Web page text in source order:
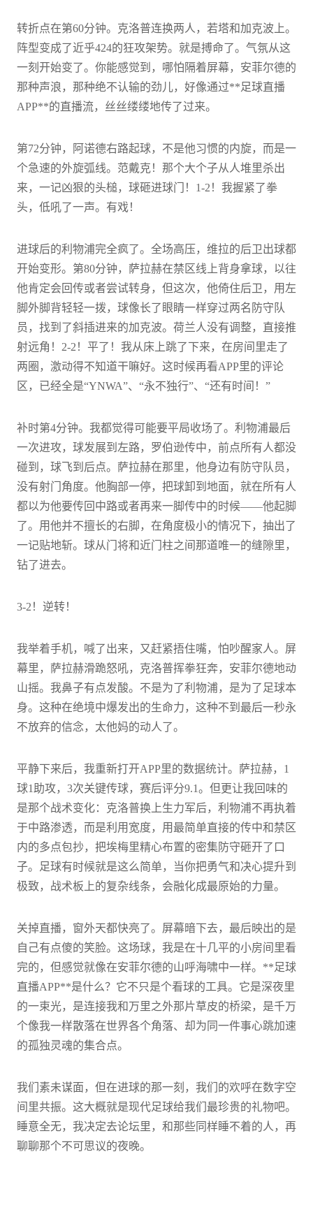
转折点在第60分钟。克洛普连换两人，若塔和加克波上。
阵型变成了近乎424的狂攻架势。就是搏命了。气氛从这
一刻开始变了。你能感觉到，哪怕隔着屏幕，安菲尔德的
那种声浪，那种绝不认输的劲儿，好像通过**足球直播
APP**的直播流，丝丝缕缕地传了过来。
第72分钟，阿诺德右路起球，不是他习惯的内旋，而是一
个急速的外旋弧线。范戴克！那个大个子从人堆里杀出
来，一记凶狠的头槌，球砸进球门！1-2！我握紧了拳
头，低吼了一声。有戏！
进球后的利物浦完全疯了。全场高压，维拉的后卫出球都
开始变形。第80分钟，萨拉赫在禁区线上背身拿球，以往
他肯定会回传或者尝试转身，但这次，他倚住后卫，用左
脚外脚背轻轻一拨，球像长了眼睛一样穿过两名防守队
员，找到了斜插进来的加克波。荷兰人没有调整，直接推
射远角！2-2！平了！我从床上跳了下来，在房间里走了
两圈，激动得不知道干嘛好。这时候再看APP里的评论
区，已经全是“YNWA”、“永不独行”、“还有时间！”
补时第4分钟。我都觉得可能要平局收场了。利物浦最后
一次进攻，球发展到左路，罗伯逊传中，前点所有人都没
碰到，球飞到后点。萨拉赫在那里，他身边有防守队员，
没有射门角度。他胸部一停，把球卸到地面，就在所有人
都以为他要传回中路或者再来一脚传中的时候——他起脚
了。用他并不擅长的右脚，在角度极小的情况下，抽出了
一记贴地斩。球从门将和近门柱之间那道唯一的缝隙里，
钻了进去。
3-2！逆转！
我举着手机，喊了出来，又赶紧捂住嘴，怕吵醒家人。屏
幕里，萨拉赫滑跪怒吼，克洛普挥拳狂奔，安菲尔德地动
山摇。我鼻子有点发酸。不是为了利物浦，是为了足球本
身。这种在绝境中爆发出的生命力，这种不到最后一秒永
不放弃的信念，太他妈的动人了。
平静下来后，我重新打开APP里的数据统计。萨拉赫，1
球1助攻，3次关键传球，赛后评分9.1。但更让我回味的
是那个战术变化：克洛普换上生力军后，利物浦不再执着
于中路渗透，而是利用宽度，用最简单直接的传中和禁区
内的多点包抄，把埃梅里精心布置的密集防守砸开了口
子。足球有时候就是这么简单，当你把勇气和决心提升到
极致，战术板上的复杂线条，会融化成最原始的力量。
关掉直播，窗外天都快亮了。屏幕暗下去，最后映出的是
自己有点傻的笑脸。这场球，我是在十几平的小房间里看
完的，但感觉就像在安菲尔德的山呼海啸中一样。**足球
直播APP**是什么？它不只是个看球的工具。它是深夜里
的一束光，是连接我和万里之外那片草皮的桥梁，是千万
个像我一样散落在世界各个角落、却为同一件事心跳加速
的孤独灵魂的集合点。
我们素未谋面，但在进球的那一刻，我们的欢呼在数字空
间里共振。这大概就是现代足球给我们最珍贵的礼物吧。
睡意全无，我决定去论坛里，和那些同样睡不着的人，再
聊聊那个不可思议的夜晚。